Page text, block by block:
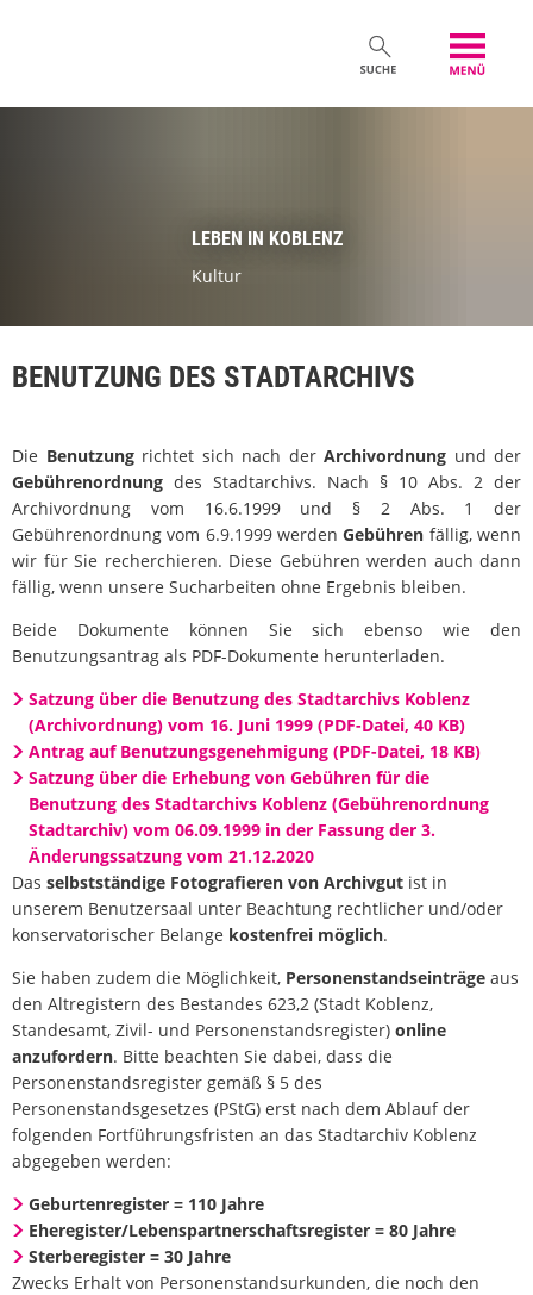
LEBEN IN KOBLENZ
Kultur
BENUTZUNG DES STADTARCHIVS
Die Benutzung richtet sich nach der Archivordnung und der
Gebührenordnung des Stadtarchivs. Nach § 10 Abs. 2 der
Archivordnung vom 16.6.1999 und § 2 Abs. 1 der
Gebührenordnung vom 6.9.1999 werdenGebühren fällig, wenn
wir für Sie recherchieren. Diese Gebühren werden auch dann
fällig, wenn unsere Sucharbeiten ohne Ergebnis bleiben.
Beide Dokumente können Sie sich ebenso wie den
Benutzungsantrag als PDF-Dokumente herunterladen.
Satzung über die Benutzung des Stadtarchivs Koblenz
(Archivordnung) vom 16. Juni 1999 (PDF-Datei, 40 KB)
Antrag auf Benutzungsgenehmigung (PDF-Datei, 18 KB)
Satzung über die Erhebung von Gebühren für die
Benutzung des Stadtarchivs Koblenz (Gebührenordnung
Stadtarchiv) vom 06.09.1999 in der Fassung der 3.
Änderungssatzung vom 21.12.2020
Das selbstständige Fotografieren von Archivgut ist in
unserem Benutzersaal unter Beachtung rechtlicher und/oder
konservatorischer Belange kostenfrei möglich.
Sie haben zudem die Möglichkeit, Personenstandseinträge aus
den Altregistern des Bestandes 623,2 (Stadt Koblenz,
Standesamt, Zivil- und Personenstandsregister) online
anzufordern. Bitte beachten Sie dabei, dass die
Personenstandsregister gemäß § 5 des
Personenstandsgesetzes (PStG) erst nach dem Ablauf der
folgenden Fortführungsfristen an das Stadtarchiv Koblenz
abgegeben werden:
Geburtenregister = 110 Jahre
Eheregister/Lebenspartnerschaftsregister = 80 Jahre
Sterberegister = 30 Jahre
Zwecks Erhalt von Personenstandsurkunden, die noch den